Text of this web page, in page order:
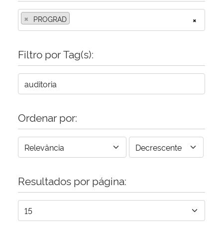
Secretaria-Geral
Advocacia-Geral da União
Banco Central do Brasil
×
× PROGRAD
Filtro por Tag(s):
Ordenar por:
Resultados por página: